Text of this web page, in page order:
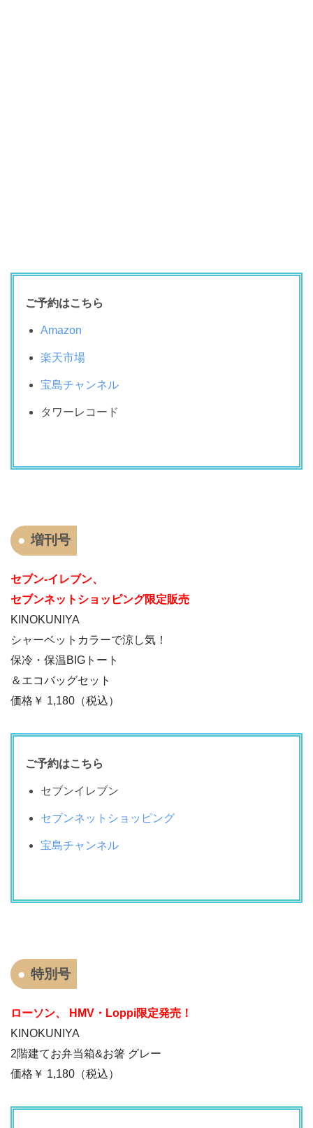
ご予約はこちら
Amazon
楽天市場
宝島チャンネル
タワーレコード
増刊号
セブン‐イレブン、
セブンネットショッピング限定販売
KINOKUNIYA
シャーベットカラーで涼し気！
保冷・保温BIGトート
＆エコバッグセット
価格￥ 1,180 （税込）
ご予約はこちら
セブンイレブン
セブンネットショッピング
宝島チャンネル
特別号
ローソン、 HMV・Loppi限定発売！
KINOKUNIYA
2階建てお弁当箱&お箸 グレー
価格￥ 1,180 （税込）